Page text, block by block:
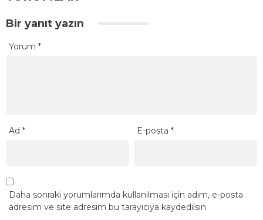
Bir yanıt yazın
Yorum *
Ad * E-posta*
Daha sonraki yorumlarımda kullanılması için adım, e-posta
adresim ve site adresim bu tarayıcıya kaydedilsin.